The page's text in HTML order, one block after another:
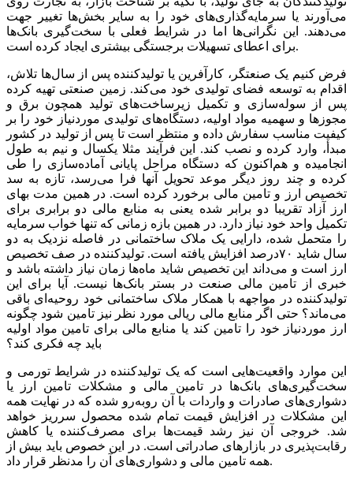
می‌‌‌آورند یا سرمایه‌گذاری‌‌‌های خود را به سایر بخش‌‌‌ها تغییر جهت
می‌دهند. این نگرانی‌ها اما در شرایط فعلی با سخت‌‌‌گیری بانک‌ها
برای اعطای تسهیلات برجستگی بیشتری ایجاد کرده است.
فرض کنیم یک صنعتگر، کارآفرین یا تولیدکننده پس از سال‌ها تلاش،
اقدام به توسعه فضای تولیدی خود می‌کند. زمین صنعتی تهیه کرده
پس از سوله‌‌‌سازی و تکمیل زیرساخت‌‌‌های تولید همچون برق و
مجوزها و سهمیه مواد اولیه، دستگاه‌‌‌های تولیدی موردنیاز خود را بر
کیفیت مناسب سفارش داده و منتظر است تا پس از تولید در کشور
مبدأ، وارد کرده و نصب کند. این فرآیند مثلا یکسال و نیم به طول
انجامیده و هم‌‌‌اکنون که دستگاه مراحل پایانی آماده‌‌‌سازی را طی
کرده و چند روز دیگر موعد تحویل آنها فرا می‌‌‌رسد، تازه به سد
تخصیص ارز و تامین مالی برخورد کرده است. در همین مدت بهای
ارز آزاد تقریبا دو برابر شده یعنی به منابع مالی دو برابری برای
تکمیل واحد خود نیاز دارد. در همین بازه زمانی که تنها خواب سرمایه
را متحمل شده، دارایی یک ملاک ساختمانی در فاصله نزدیک به دو
سال شاید ۷۰‌درصد افزایش یافته است. تولیدکننده در صف تخصیص
ارز است و می‌‌‌داند این تخصیص شاید ماه‌‌‌ها زمان نیاز داشته باشد و
خبری از تامین مالی صنعت در بستر بانک‌ها نیست. آیا برای این
تولیدکننده در مواجهه با همکار ملاک ساختمانی خود روحیه‌‌‌ای باقی
می‌‌‌ماند؟ حتی اگر منابع مالی ریالی مورد نظر نیز تامین شود چگونه
ارز موردنیاز خود را تامین کند یا منابع مالی برای تامین مواد اولیه
باید چه فکری کند؟
این موارد واقعیت‌‌‌هایی است که یک تولیدکننده در شرایط تورمی و
سخت‌‌‌گیری‌‌‌های بانک‌ها در تامین مالی و مشکلات تامین ارز یا
دشواری‌‌‌های صادرات و واردات با آن روبه‌‌‌رو شده که در نهایت همه
این مشکلات در افزایش قیمت تمام شده محصول سرریز خواهد
شد. خروجی آن نیز رشد قیمت‌ها برای مصرف‌کننده یا کاهش
رقابت‌‌‌پذیری در بازارهای صادراتی است. در این خصوص باید بیش از
همه تامین مالی و دشواری‌‌‌های آن را مدنظر قرار داد.